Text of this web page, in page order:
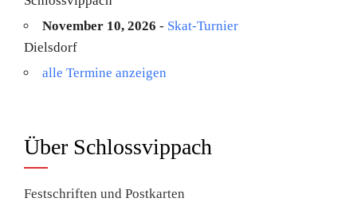
November 10, 2026 - Skat-Turnier
Dielsdorf
alle Termine anzeigen
Über Schlossvippach
Festschriften und Postkarten